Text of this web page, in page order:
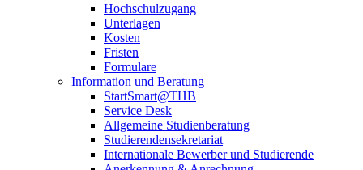
Hochschulzugang
Unterlagen
Kosten
Fristen
Formulare
Information und Beratung
StartSmart@THB
Service Desk
Allgemeine Studienberatung
Studierendensekretariat
Internationale Bewerber und Studierende